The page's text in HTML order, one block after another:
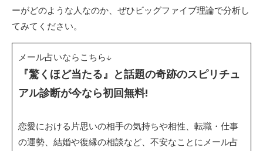
ーがどのような人なのか、ぜひビッグファイブ理論で分析し
てみてください。
メール占いならこちら↓
『驚くほど当たる』と話題の奇跡のスピリチュ
アル診断が今なら初回無料!
恋愛における片思いの相手の気持ちや相性、転職・仕事
の運勢、結婚や復縁の相談など、不安なことにメール占